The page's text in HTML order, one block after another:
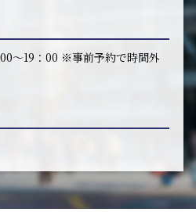
～19：00 ※事前予約で時間外